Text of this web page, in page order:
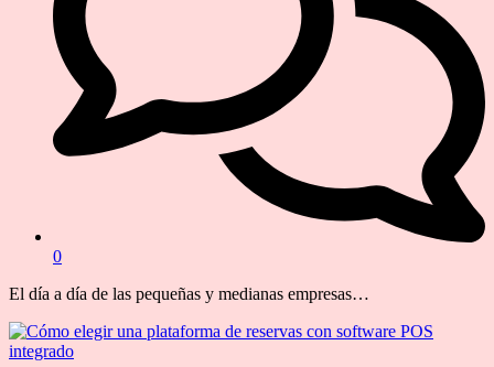
0
El día a día de las pequeñas y medianas empresas…